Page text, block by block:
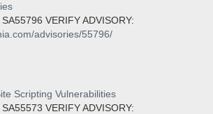
VERIFY ADVISORY:
advisories/55796/
Scripting Vulnerabilities
VERIFY ADVISORY: